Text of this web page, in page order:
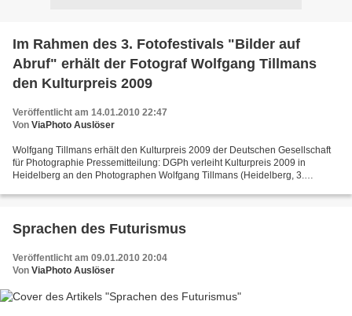
Im Rahmen des 3. Fotofestivals "Bilder auf
Abruf" erhält der Fotograf Wolfgang Tillmans
den Kulturpreis 2009
Veröffentlicht am 14.01.2010 22:47
Von ViaPhoto Auslöser
Wolfgang Tillmans erhält den Kulturpreis 2009 der Deutschen Gesellschaft
für Photographie Pressemitteilung: DGPh verleiht Kulturpreis 2009 in
Heidelberg an den Photographen Wolfgang Tillmans (Heidelberg, 3.
Sprachen des Futurismus
Veröffentlicht am 09.01.2010 20:04
Von ViaPhoto Auslöser